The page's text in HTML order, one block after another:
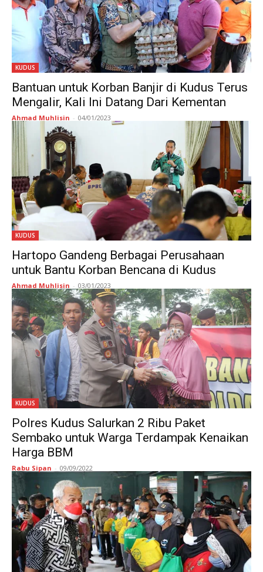
KUDUS
Bantuan untuk Korban Banjir di Kudus Terus
Mengalir, Kali Ini Datang Dari Kementan
Ahmad Muhlisin - 04/01/2023
KUDUS
Hartopo Gandeng Berbagai Perusahaan
untuk Bantu Korban Bencana di Kudus
Ahmad Muhlisin - 03/01/2023
KUDUS
Polres Kudus Salurkan 2 Ribu Paket
Sembako untuk Warga Terdampak Kenaikan
Harga BBM
Rabu Sipan - 09/09/2022